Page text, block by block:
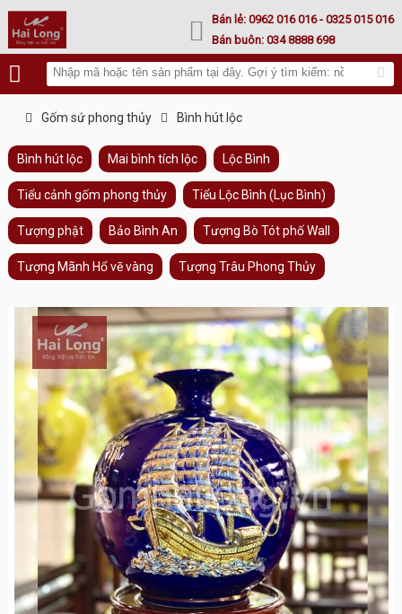
Lư hoá vàng Bán lẻ:0962 016 016 - 0325 015 016
Bán buôn:034 8888 698
Gốm sứ phong thủy Bình hút lộc
Bình hút lộc Mai bình tích lộc Lộc Bình
Tiểu cảnh gốm phong thủy Tiểu Lộc Bình (Lục Bình)
Tượng phật Bảo Bình An Tượng Bò Tót phố Wall
Tượng Mãnh Hổ vẽ vàng Tượng Trâu Phong Thủy